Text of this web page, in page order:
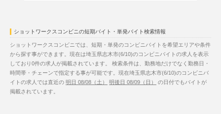
ショットワークスコンビニの短期バイト・単発バイト検索情報
ショットワークスコンビニでは、短期・単発のコンビニバイトを希望エリアや条件
から探す事ができます。現在は埼玉県志木市(6/10)のコンビニバイトの求人を表示
しており0件の求人が掲載されています。 検索条件は、勤務地だけでなく勤務日・
時間帯・チェーンで指定する事が可能です。現在埼玉県志木市(6/10)のコンビニバ
イトの求人では直近の 明日 08/08（土） 明後日 08/09（日）
の日付でもバイトが
掲載されています。